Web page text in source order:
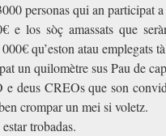
personas qui an participat
e los sòç amassats que
qu’eston atau emplegats
un quilomètre sus Pau de
deus CREOs que son
crompar un mei si voletz.
trobadas.